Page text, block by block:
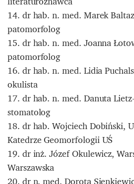
14. dr hab. n. med. Marek
patomorfolog
15. dr hab. n. med. Joanna
patomorfolog
16. dr hab. n. med. Lidia
okulista
17. dr hab. n. med. Danuta
stomatolog
18. dr hab. Wojciech Dobiński,
Katedrze Geomorfologii UŚ
19. dr inż. Józef Okulewicz,
Warszawska